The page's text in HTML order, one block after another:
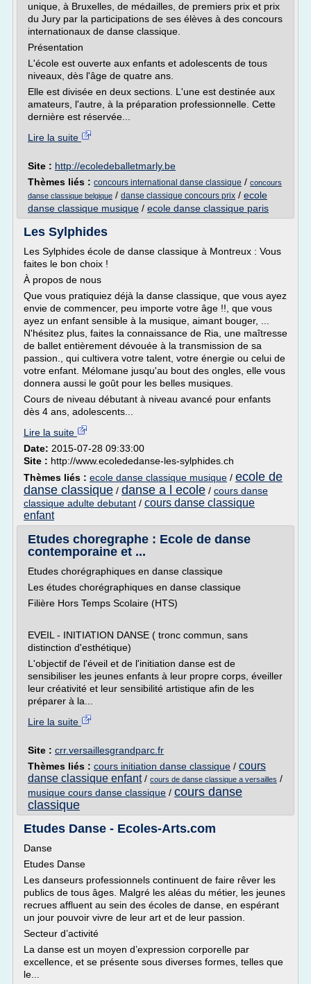
unique, à Bruxelles, de médailles, de premiers prix et prix
du Jury par la participations de ses élèves à des concours
internationaux de danse classique.
Présentation
L'école est ouverte aux enfants et adolescents de tous
niveaux, dès l'âge de quatre ans.
Elle est divisée en deux sections. L'une est destinée aux
amateurs, l'autre, à la préparation professionnelle. Cette
dernière est réservée...
Lire la suite
Site : http://ecoledeballetmarly.be
Thèmes liés : concours international danse classique / concours
danse classique belgique / danse classique concours prix / ecole
danse classique musique / ecole danse classique paris
Les Sylphides
Les Sylphides école de danse classique à Montreux : Vous
faites le bon choix !
À propos de nous
Que vous pratiquiez déjà la danse classique, que vous ayez
envie de commencer, peu importe votre âge !!, que vous
ayez un enfant sensible à la musique, aimant bouger, ...
N'hésitez plus, faites la connaissance de Ria, une maîtresse
de ballet entièrement dévouée à la transmission de sa
passion., qui cultivera votre talent, votre énergie ou celui de
votre enfant. Mélomane jusqu'au bout des ongles, elle vous
donnera aussi le goût pour les belles musiques.
Cours de niveau débutant à niveau avancé pour enfants
dès 4 ans, adolescents...
Lire la suite
Date: 2015-07-28 09:33:00
Site : http://www.ecolededanse-les-sylphides.ch
Thèmes liés : ecole danse classique musique / ecole de
danse classique / danse a l ecole / cours danse
classique adulte debutant / cours danse classique
enfant
Etudes choregraphe : Ecole de danse
contemporaine et ...
Etudes chorégraphiques en danse classique
Les études chorégraphiques en danse classique
Filière Hors Temps Scolaire (HTS)
EVEIL - INITIATION DANSE ( tronc commun, sans
distinction d'esthétique)
L'objectif de l'éveil et de l'initiation danse est de
sensibiliser les jeunes enfants à leur propre corps, éveiller
leur créativité et leur sensibilité artistique afin de les
préparer à la...
Lire la suite
Site : crr.versaillesgrandparc.fr
Thèmes liés : cours initiation danse classique / cours
danse classique enfant/ cours de danse classique a versailles /
musique cours danse classique / cours danse
classique
Etudes Danse - Ecoles-Arts.com
Danse
Etudes Danse
Les danseurs professionnels continuent de faire rêver les
publics de tous âges. Malgré les aléas du métier, les jeunes
recrues affluent au sein des écoles de danse, en espérant
un jour pouvoir vivre de leur art et de leur passion.
Secteur d’activité
La danse est un moyen d’expression corporelle par
excellence, et se présente sous diverses formes, telles que
le...